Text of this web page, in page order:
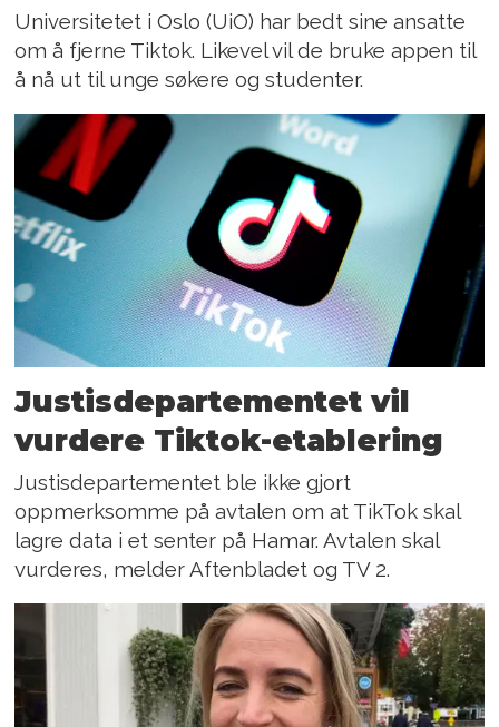
Universitetet i Oslo (UiO) har bedt sine ansatte
om å fjerne Tiktok. Likevel vil de bruke appen til
å nå ut til unge søkere og studenter.
Justisdepartementet vil
vurdere Tiktok-etablering
Justisdepartementet ble ikke gjort
oppmerksomme på avtalen om at TikTok skal
lagre data i et senter på Hamar. Avtalen skal
vurderes, melder Aftenbladet og TV 2.